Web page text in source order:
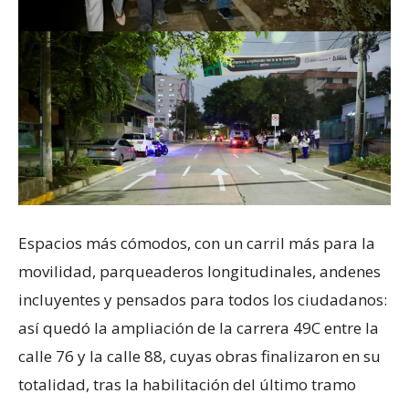
Espacios más cómodos, con un carril más para la
movilidad, parqueaderos longitudinales, andenes
incluyentes y pensados para todos los ciudadanos:
así quedó la ampliación de la carrera 49C entre la
calle 76 y la calle 88, cuyas obras finalizaron en su
totalidad, tras la habilitación del último tramo